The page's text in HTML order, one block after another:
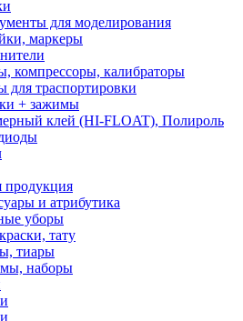
для моделирования
маркеры
компрессоры, калибраторы
для траспортировки
+ зажимы
клей (HI-FLOAT), Полироль
продукция
и атрибутика
уборы
тату
тиары
наборы